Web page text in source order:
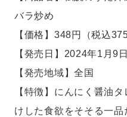
バラ炒め
【価格】348円（税込375
【発売日】2024年1月9
【発売地域】全国
【特徴】にんにく醤油
けした食欲をそそる一